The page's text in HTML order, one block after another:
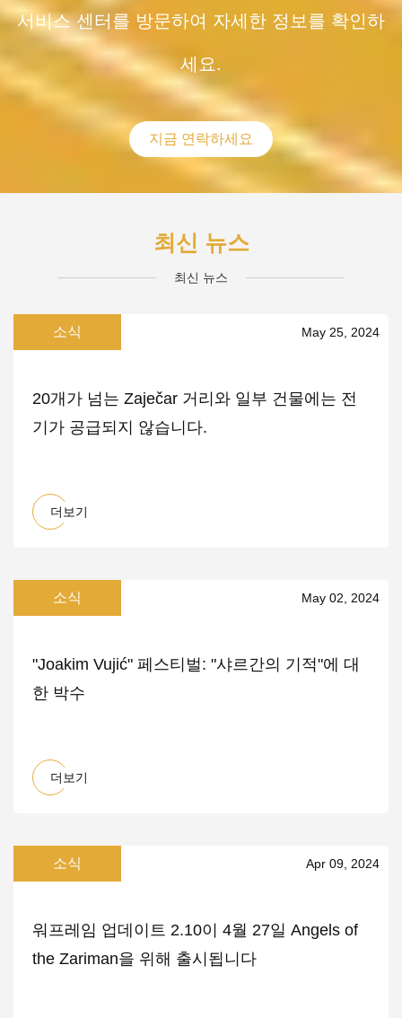
서비스 센터를 방문하여 자세한 정보를 확인하
세요.
지금 연락하세요
최신 뉴스
최신 뉴스
소식 May 25, 2024
20개가 넘는 Zaječar 거리와 일부 건물에는 전
기가 공급되지 않습니다.
더보기
소식 May 02, 2024
"Joakim Vujić" 페스티벌: "샤르간의 기적"에 대
한 박수
더보기
소식 Apr 09, 2024
워프레임 업데이트 2.10이 4월 27일 Angels of
the Zariman을 위해 출시됩니다